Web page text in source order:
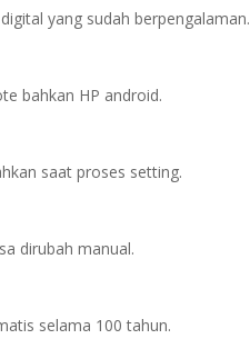
yang sudah berpengalaman.
bahkan HP android.
saat proses setting.
dirubah manual.
selama 100 tahun.